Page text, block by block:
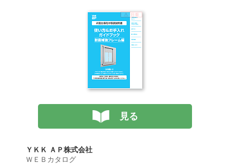
見る
ＹＫＫ ＡＰ株式会社
ＷＥＢカタログ